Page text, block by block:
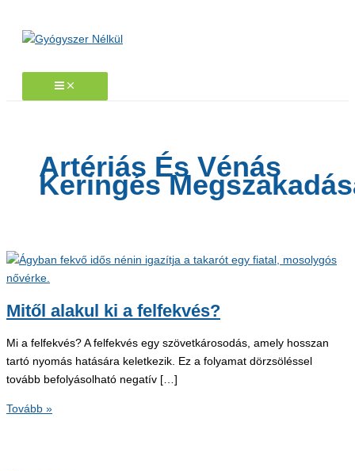
Artériás És Vénás
Keringés
Mitől alakul ki a felfekvés?
Mi a felfekvés? A felfekvés egy szövetkárosodás, amely hosszan
tartó nyomás hatására keletkezik. Ez a folyamat dörzsöléssel
tovább befolyásolható negatív […]
Mitől
Tovább »